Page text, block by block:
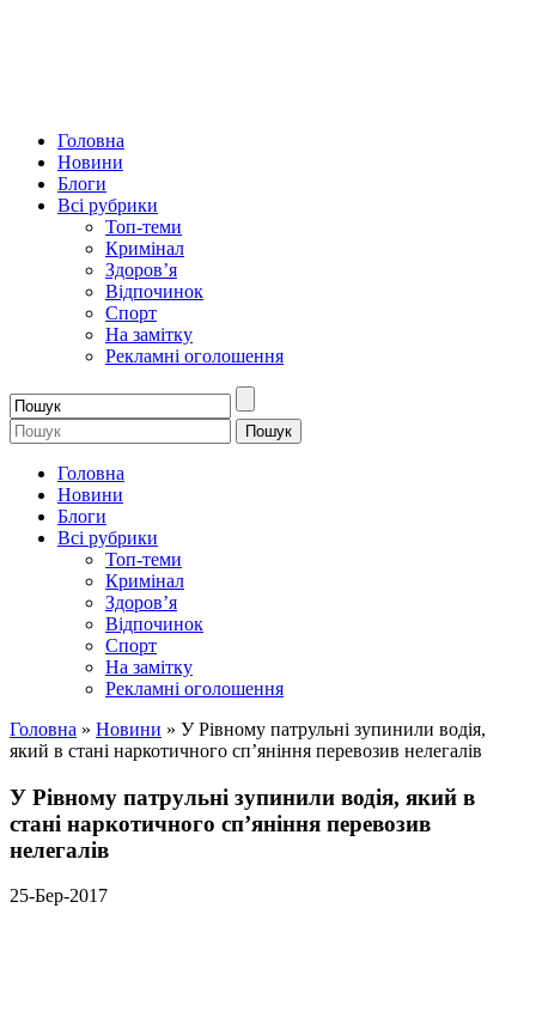
Головна
Новини
Блоги
Всі рубрики
Топ-теми
Кримінал
Здоров’я
Відпочинок
Спорт
На замітку
Рекламні оголошення
Головна
Новини
Блоги
Всі рубрики
Топ-теми
Кримінал
Здоров’я
Відпочинок
Спорт
На замітку
Рекламні оголошення
Головна » Новини » У Рівному патрульні зупинили водія,
який в стані наркотичного сп’яніння перевозив нелегалів
У Рівному патрульні зупинили водія, який в
стані наркотичного сп’яніння перевозив
нелегалів
25-Бер-2017